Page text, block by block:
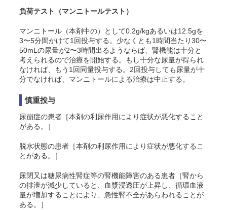
負荷テスト（マンニトールテスト）
マンニトール（本剤中の）として0.2g/kgあるいは12.5gを
3〜5分間かけて1回投与する。少なくとも1時間当たり30〜
50mLの尿量が2〜3時間出るようならば、腎機能は十分と
考えられるので治療を開始する。もし十分な尿量が得られ
なければ、もう1回同量投与する。2回投与しても尿量が十
分でなければ、マンニトールによる治療は中止する。
慎重投与
尿崩症の患者［本剤の利尿作用により症状が悪化すること
がある。］
脱水状態の患者［本剤の利尿作用により症状が悪化するこ
とがある。］
尿閉又は糖尿病性腎症等の腎機能障害のある患者［腎から
の排泄が減少していると、血漿浸透圧が上昇し、循環血液
量が増加することにより、急性腎不全があらわれることが
ある。］